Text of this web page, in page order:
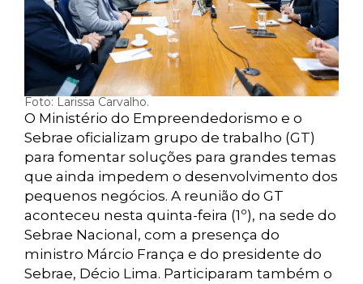
Foto: Larissa Carvalho.
O Ministério do Empreendedorismo e o
Sebrae oficializam grupo de trabalho (GT)
para fomentar soluções para grandes temas
que ainda impedem o desenvolvimento dos
pequenos negócios. A reunião do GT
aconteceu nesta quinta-feira (1º), na sede do
Sebrae Nacional, com a presença do
ministro Márcio França e do presidente do
Sebrae, Décio Lima. Participaram também o